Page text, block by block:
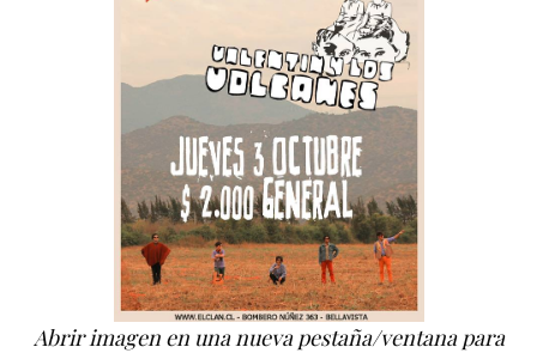
Abrir imagen en una nueva pestaña/ventana para